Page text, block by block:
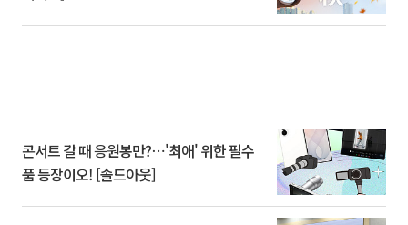
콘서트 갈 때 응원봉만?⋯'최애' 위한 필수
품 등장이오! [솔드아웃]